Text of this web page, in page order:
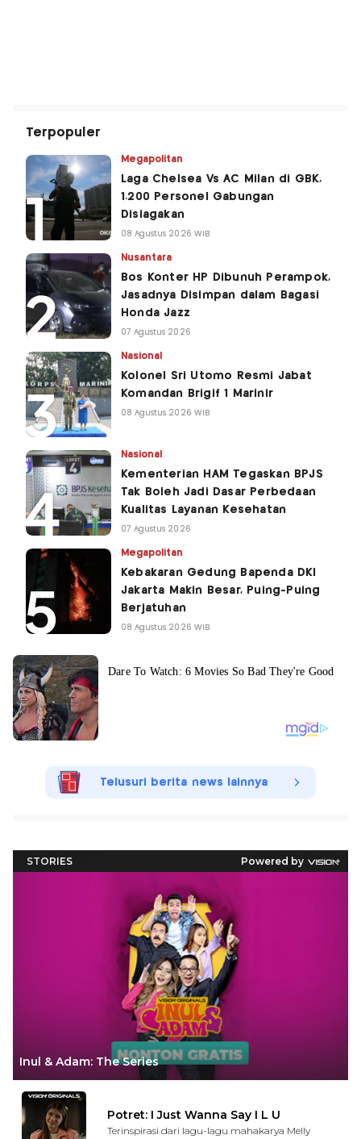
Terpopuler
Megapolitan
Laga Chelsea Vs AC Milan di GBK,
1.200 Personel Gabungan
Disiagakan
08 Agustus 2026 WIB
Nusantara
Bos Konter HP Dibunuh Perampok,
Jasadnya Disimpan dalam Bagasi
Honda Jazz
07 Agustus 2026
Nasional
Kolonel Sri Utomo Resmi Jabat
Komandan Brigif 1 Marinir
08 Agustus 2026 WIB
Nasional
Kementerian HAM Tegaskan BPJS
Tak Boleh Jadi Dasar Perbedaan
Kualitas Layanan Kesehatan
07 Agustus 2026
Megapolitan
Kebakaran Gedung Bapenda DKI
Jakarta Makin Besar, Puing-Puing
Berjatuhan
08 Agustus 2026 WIB
Telusuri berita news lainnya